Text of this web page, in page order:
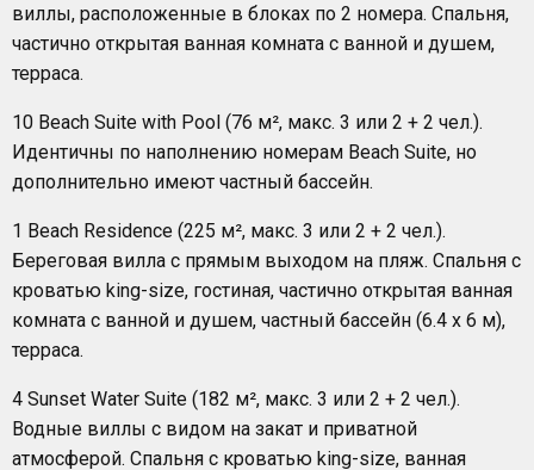
виллы, расположенные в блоках по 2 номера. Спальня,
частично открытая ванная комната с ванной и душем,
терраса.
10 Beach Suite with Pool (76 м², макс. 3 или 2 + 2 чел.).
Идентичны по наполнению номерам Beach Suite, но
дополнительно имеют частный бассейн.
1 Beach Residence (225 м², макс. 3 или 2 + 2 чел.).
Береговая вилла с прямым выходом на пляж. Спальня с
кроватью king-size, гостиная, частично открытая ванная
комната с ванной и душем, частный бассейн (6.4 х 6 м),
терраса.
4 Sunset Water Suite (182 м², макс. 3 или 2 + 2 чел.).
Водные виллы с видом на закат и приватной
атмосферой. Спальня с кроватью king-size, ванная